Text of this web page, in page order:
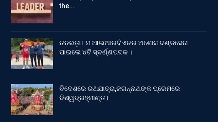
the…
ତନରଡ଼ା ୮ମ ଆଇଆରବିଏନର ଅଶୋକ ଦଣ୍ଡସେନା
ପାଇଲେ ୪ଟି ସ୍ବର୍ଣ୍ଣପଦକ ।
ବିଦେଶରେ ରଥଯାତ୍ରା,ଜଗନ୍ନାଥଙ୍କ ପ୍ରେମରେ
ବିଶ୍ୱବ୍ରହ୍ମାଣ୍ଡ।